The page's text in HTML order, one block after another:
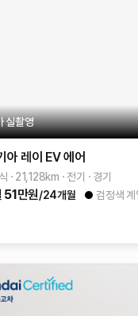
실촬영
아 레이 EV에어
21,128km 전기 경기
51만원/24개월 검정색 계